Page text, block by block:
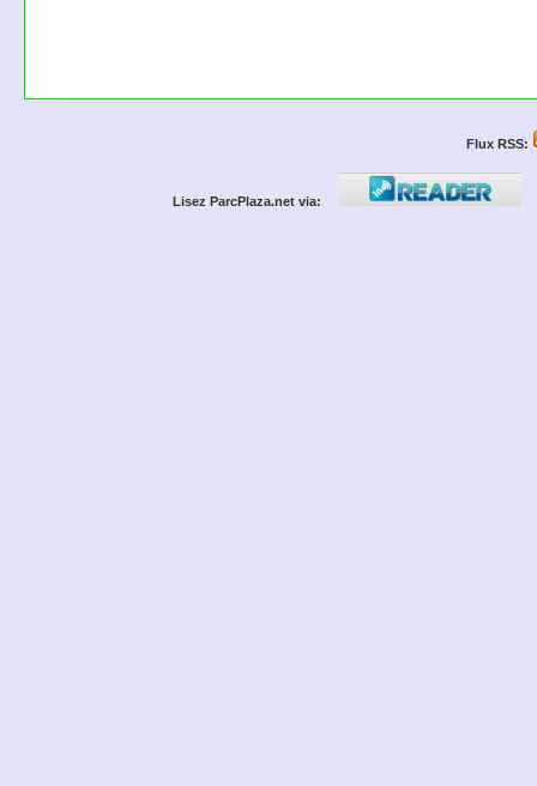
Flux RSS:
Lisez ParcPlaza.net via: